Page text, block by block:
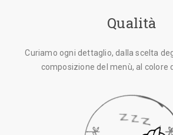
Qualità
Curiamo ogni dettaglio, dalla scelta
composizione del menù, al colore